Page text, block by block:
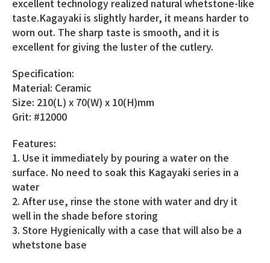
excellent technology realized natural whetstone-like
taste.Kagayaki is slightly harder, it means harder to
worn out. The sharp taste is smooth, and it is
excellent for giving the luster of the cutlery.
Specification:
Material: Ceramic
Size: 210(L) x 70(W) x 10(H)mm
Grit: #12000
Features:
1. Use it immediately by pouring a water on the
surface. No need to soak this Kagayaki series in a
water
2. After use, rinse the stone with water and dry it
well in the shade before storing
3. Store Hygienically with a case that will also be a
whetstone base